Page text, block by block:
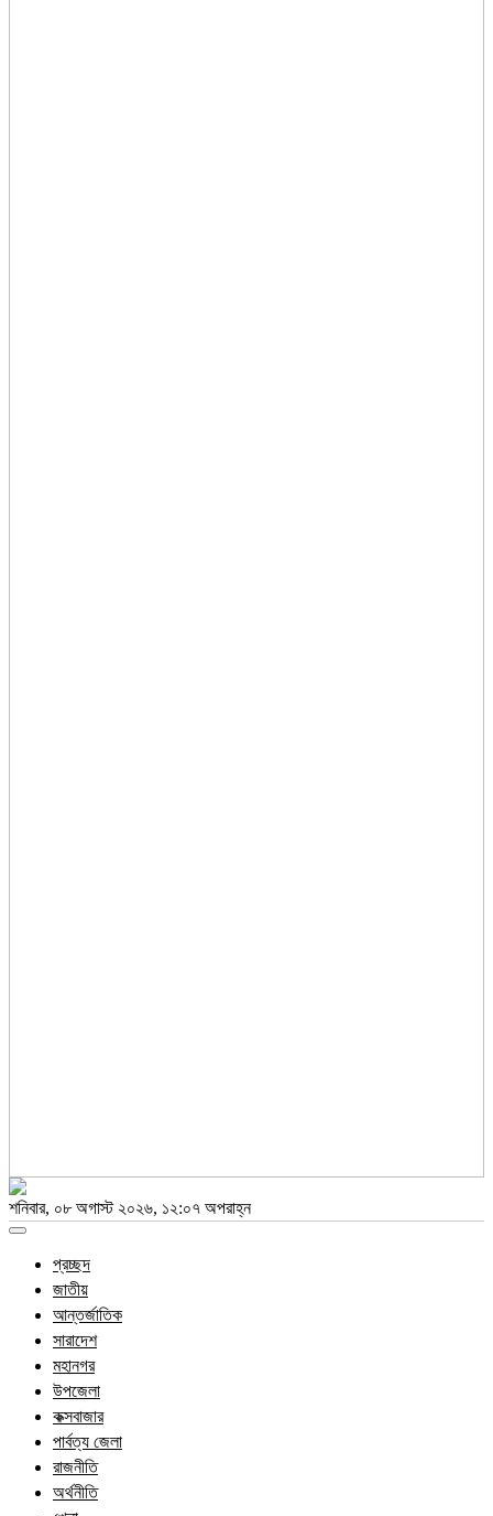
শনিবার, ০৮ অগাস্ট ২০২৬, ১২:০৭ অপরাহ্ন
Toggle
প্রচ্ছদ
জাতীয়
আন্তর্জাতিক
সারাদেশ
মহানগর
উপজেলা
কক্সবাজার
পার্বত্য জেলা
রাজনীতি
অর্থনীতি